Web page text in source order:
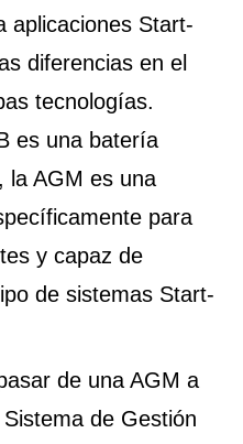
aplicaciones Start-
diferencias en el
tecnologías.
es una batería
la AGM es una
para
y capaz de
de sistemas Start-
de una AGM a
de Gestión